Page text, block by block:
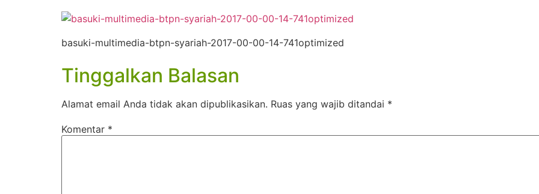
basuki-multimedia-btpn-syariah-2017-00-00-14-741optimized
Tinggalkan Balasan
Alamat email Anda tidak akan dipublikasikan. Ruas yang wajib ditandai *
Komentar *